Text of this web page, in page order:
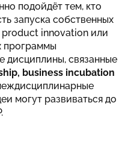
подойдёт тем, кто
запуска собственных
product innovation или
программы
дисциплины, связанные
business incubation
могут развиваться до